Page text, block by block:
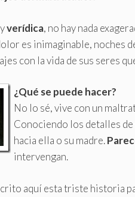
verídica, no hay nada
es inimaginable, noches
con la vida de sus seres
¿Qué se puede hacer?
No lo sé, vive con un
Conociendo los detalles
hacia ella o su madre.
intervengan.
aquí esta triste historia